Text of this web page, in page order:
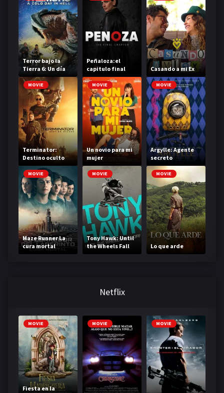
Terror bajo la
Tierra 6: Un día
frío en el infierno
Peñaloza:el
capitulo final
Casando a mi Ex
MOVIE
Terminator:
Destino oculto
MOVIE
Un novio para mi
mujer
MOVIE
Argylle: Agente
secreto
MOVIE
Maze Runner La
cura mortal
MOVIE
Tony Hawk: Until
the Wheels Fall
Off
MOVIE
Lo que arde
Netflix
MOVIE
Fiesta en la
MOVIE MOVIE